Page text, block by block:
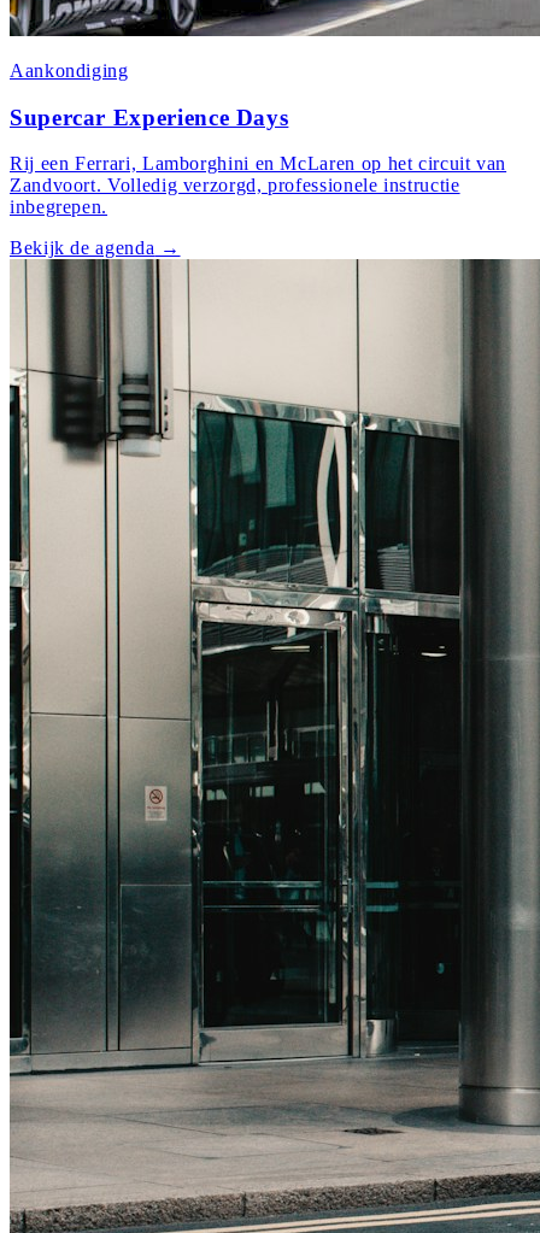
Aankondiging
Supercar Experience Days
Rij een Ferrari, Lamborghini en McLaren op het circuit van
Zandvoort. Volledig verzorgd, professionele instructie
inbegrepen.
Bekijk de agenda →